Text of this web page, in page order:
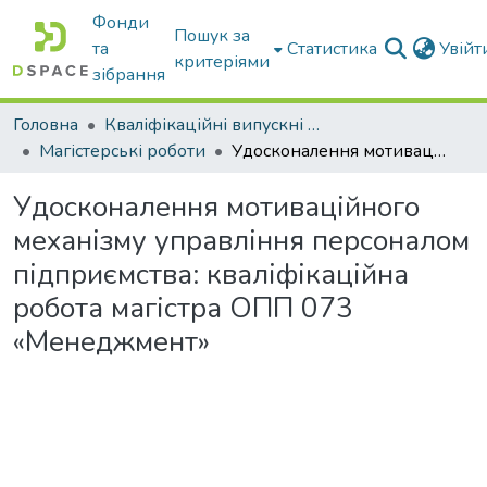
Фонди
та
зібрання
Пошук за
критеріями
Статистика
Головна
Кваліфікаційні випускні роботи бакалаврів і магістрів
Магістерські роботи
Удосконалення мотиваційного механізму управління персоналом підприємства: кваліфікаційна робота магістра ОПП 073 «Менеджмент»
Удосконалення мотиваційного
механізму управління персоналом
підприємства: кваліфікаційна
робота магістра ОПП 073
«Менеджмент»